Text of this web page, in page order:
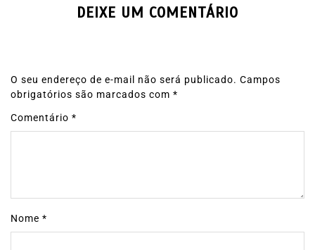
DEIXE UM COMENTÁRIO
O seu endereço de e-mail não será publicado. Campos
obrigatórios são marcados com *
Comentário *
Nome *